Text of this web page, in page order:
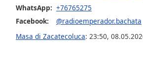
selected
Audio
Track
WhatsApp: +76765275
Facebook:
@radioemperador.bachata
Masa di Zacatecoluca: 23:50,